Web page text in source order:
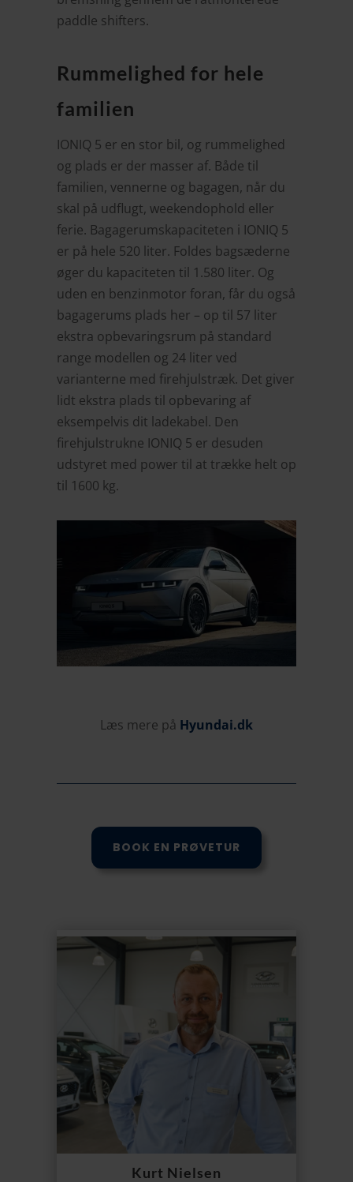
paddle shifters.
Rummelighed for hele
familien
IONIQ 5 er en stor bil, og rummelighed
og plads er der masser af. Både til
familien, vennerne og bagagen, når du
skal på udflugt, weekendophold eller
ferie. Bagagerumskapaciteten i IONIQ 5
er på hele 520 liter. Foldes bagsæderne
øger du kapaciteten til 1.580 liter. Og
uden en benzinmotor foran, får du også
bagagerums plads her – op til 57 liter
ekstra opbevaringsrum på standard
range modellen og 24 liter ved
varianterne med firehjulstræk. Det giver
lidt ekstra plads til opbevaring af
eksempelvis dit ladekabel. Den
firehjulstrukne IONIQ 5 er desuden
udstyret med power til at trække helt op
til 1600 kg.
Læs mere på Hyundai.dk
BOOK EN PRØVETUR
Kurt Nielsen